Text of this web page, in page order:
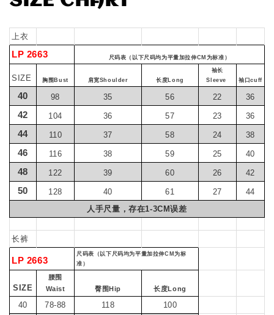
上衣
LP 2663 尺码表（以下尺码均为平量加拉伸CM为标准）
SIZE 胸围Bust 肩宽Shoulder 长度Long
袖长
Sleeve
袖口cuff
40 98 35 56 22 36
42 104 36 57 23 36
44 110 37 58 24 38
46 116 38 59 25 40
48 122 39 60 26 42
50 128 40 61 27
44
人手尺量，存在1-3CM误差
长裤
LP 2663
尺码表（以下尺码均为平量加拉伸CM为标
准）
SIZE
腰围
Waist
臀围Hip 长度Long
40 78-88 118
100